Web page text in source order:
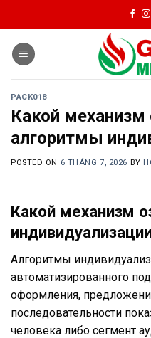
to
content
PACK018
Какой механизм
алгоритмы
POSTED ON 6 THÁNG 7, 2026 BY
Какой механизм
Алгоритмы
автоматизированного
оформления,
последовательности
человека либо сегмент